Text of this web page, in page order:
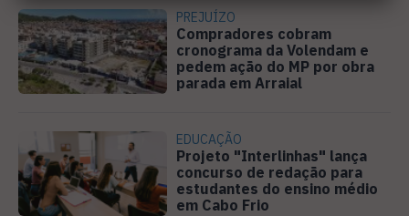
PREJUÍZO
Compradores cobram
cronograma da Volendam e
pedem ação do MP por obra
parada em Arraial
EDUCAÇÃO
Projeto "Interlinhas" lança
concurso de redação para
estudantes do ensino médio
em Cabo Frio